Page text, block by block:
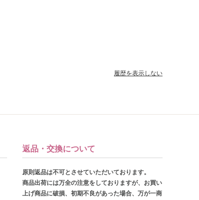
履歴を表示しない
返品・交換について
原則返品は不可とさせていただいております。
商品出荷には万全の注意をしておりますが、お買い
上げ商品に破損、初期不良があった場合、万が一商